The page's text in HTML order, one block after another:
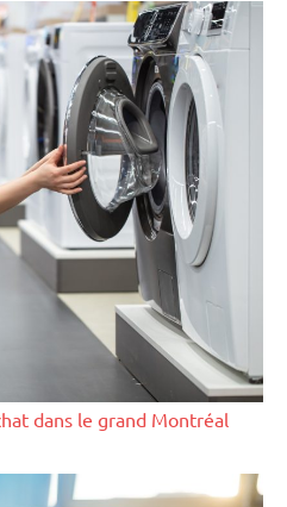
dans le grand Montréal